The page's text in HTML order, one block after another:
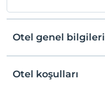
Otel genel bilgileri
Otel koşulları